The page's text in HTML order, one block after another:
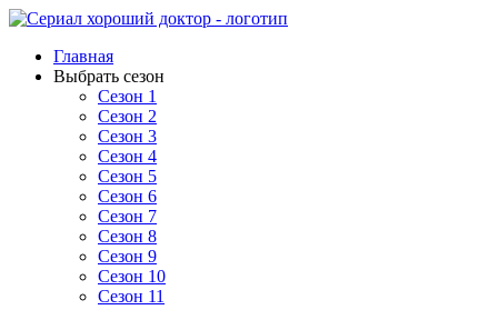
Главная
Выбрать сезон
Сезон 1
Сезон 2
Сезон 3
Сезон 4
Сезон 5
Сезон 6
Сезон 7
Сезон 8
Сезон 9
Сезон 10
Сезон 11